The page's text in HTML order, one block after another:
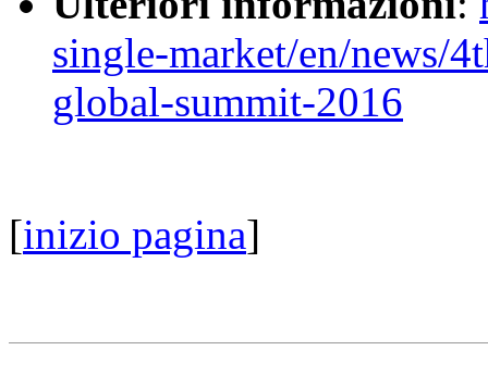
single-market/en/news/
global-summit-2016
[inizio pagina]